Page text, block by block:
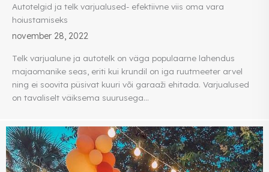
Autotelgid ja telk varjualused- efektiivne viis oma vara
hoiustamiseks
november 28, 2022
Telk varjualune ja autotelk on väga populaarne lahendus
majaomanike seas, eriti kui krundil on iga ruutmeeter arvel
ning ei soovita püsivat kuuri või garaaži ehitada. Varjualused
on tavaliselt väiksema suurusega...